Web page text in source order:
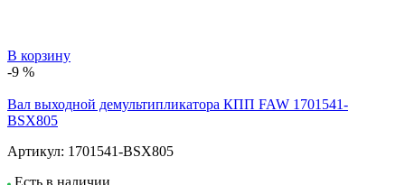
В корзину
-9 %
Вал выходной демультипликатора КПП FAW 1701541-
BSX805
Артикул: 1701541-BSX805
Есть в наличии